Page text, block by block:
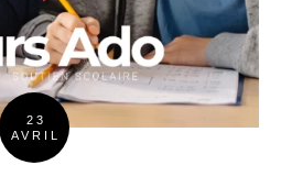
23
AVRIL